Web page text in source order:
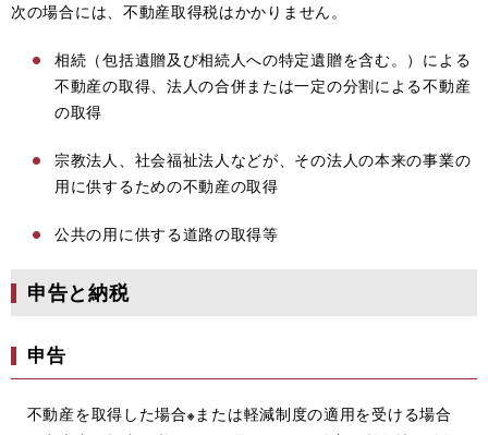
次の場合には、不動産取得税はかかりません。
相続（包括遺贈及び相続人への特定遺贈を含む。）による
不動産の取得、法人の合併または一定の分割による不動産
の取得
宗教法人、社会福祉法人などが、その法人の本来の事業の
用に供するための不動産の取得
公共の用に供する道路の取得等
申告と納税
申告
不動産を取得した場合※または軽減制度の適用を受ける場合